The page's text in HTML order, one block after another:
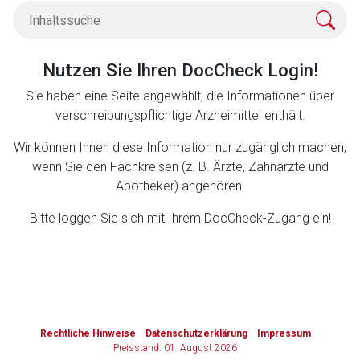
Nutzen Sie Ihren DocCheck Login!
Sie haben eine Seite angewählt, die Informationen über
verschreibungspflichtige Arzneimittel enthält.
Wir können Ihnen diese Information nur zugänglich machen,
wenn Sie den Fachkreisen (z. B. Ärzte, Zahnärzte und
Apotheker) angehören.
Bitte loggen Sie sich mit Ihrem DocCheck-Zugang ein!
Rechtliche Hinweise Datenschutzerklärung
Impressum
Preisstand: 01. August 2026